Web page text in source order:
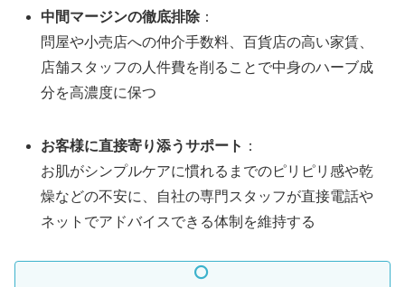
中間マージンの徹底排除：
問屋や小売店への仲介手数料、百貨店の高い家賃、
店舗スタッフの人件費を削ることで中身のハーブ成
分を高濃度に保つ
お客様に直接寄り添うサポート ：
お肌がシンプルケアに慣れるまでのピリピリ感や乾
燥などの不安に、自社の専門スタッフが直接電話や
ネットでアドバイスできる体制を維持する